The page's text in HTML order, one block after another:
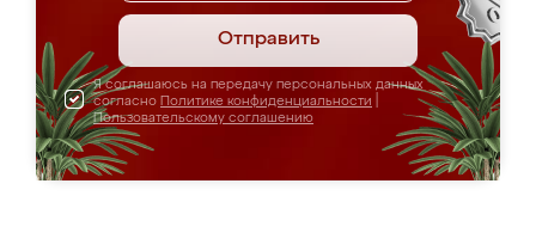
Отправить
Я соглашаюсь на передачу персональных данных
согласно Политике конфиденциальности
Пользовательскому соглашению